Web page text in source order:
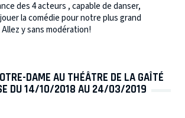
des 4 acteurs , capable de danser,
la comédie pour notre plus grand
y sans modération!
DAME AU THÉÂTRE DE LA GAÎTÉ
DU 14/10/2018 AU 24/03/2019